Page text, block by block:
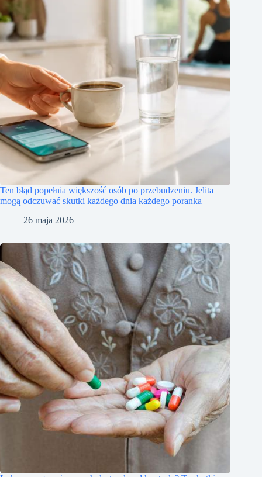
Ten błąd popełnia większość osób po przebudzeniu. Jelita
mogą odczuwać skutki każdego dnia każdego poranka
26 maja 2026